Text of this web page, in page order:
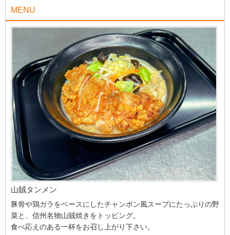
MENU
山賊タンメン
豚骨や鶏ガラをベースにしたチャンポン風スープにたっぷりの野
菜と、信州名物山賊焼きをトッピング。
食べ応えのある一杯をお召し上がり下さい。